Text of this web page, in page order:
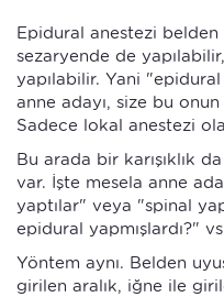
Epidural anestezi
sezaryende de
yapılabilir. Yani
anne adayı, size bu
Sadece lokal anestezi
Bu arada bir karışıklık
var. İşte mesela anne
yaptılar" veya "spinal
epidural yapmışlardı?"
Yöntem aynı. Belden
girilen aralık, iğne ile